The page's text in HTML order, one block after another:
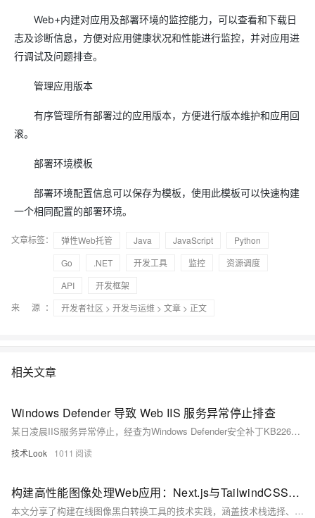
Web+内建对应用及部署环境的监控能力，可以查看和下载日
志及诊断信息，方便对应用健康状况和性能进行监控，并对应用进
行调试及问题排查。
管理应用版本
有序管理所有部署过的应用版本，方便进行版本维护和应用回
滚。
部署环境模板
部署环境配置信息可以保存为模板，使用此模板可以快速构建
一个相同配置的部署环境。
文章标签： 弹性Web托管 Java JavaScript
Python
Go
.NET 开发工具 监控
资源调度
API
开发框架
来 源：
开发者社区 > 开发与运维 > 文章 > 正文
相关文章
Windows Defender 导致 Web IIS 服务异常停止排查
某日凌晨IIS服务异常停止，经查为Windows Defender安全补丁KB2267602触发引擎更新，导致系统资源波动，进而引发应用池回收。确认非人为操作，系统无重启。通过分析日志与监控，定位原因为Defender更新后扫描加重负载。解决方案：将IIS及.NET相关路径添加至Defender排除列表，避免业务影响。
技术Look 1011
构建高性能图像处理Web应用：Next.js与TailwindCSS实践
本文分享了构建在线图像黑白转换工具的技术实践，涵盖技术栈选择、架构设计与性能优化。项目采用Next.js提供优秀的SSR性能和SEO支持，TailwindCSS加速UI开发，WebAssembly实现高性能图像处理算法。通过渐进式处理、WebWorker隔离及内存管理等策略，解决大图像处理性能瓶颈，并确保跨浏览器兼容性和移动设备优化。实际应用案例展示了其即时处理、高质量输出和客户端隐私保护等特点。未来计划引入WebGPU加速、AI增强等功能，进一步提升用户体验。此技术栈为Web图像处理应用提供了高效可行的解决方案。